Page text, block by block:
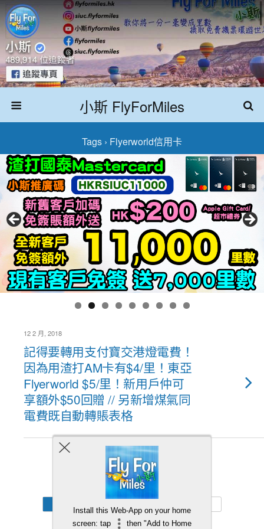
小斯 FlyForMiles
Tags › Flyerworld信用卡
12 2 月, 2018
記得要轉用支付寶交港燈電費！
因為用渣打AM卡有$4/里！東亞
Flyerworld $5/里！新用戶仲可
享額外$50回贈 // 另新增煤氣同
電費既自動轉賬表格
Back to top
Install this Web-App on your home
screen: tap
then "Add to Home